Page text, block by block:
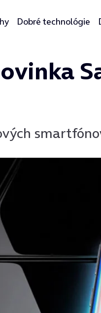
Dobré technológie